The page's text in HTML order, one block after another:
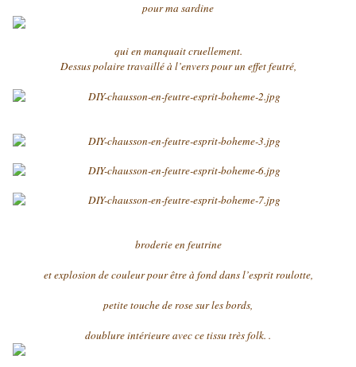
pour ma sardine
qui en manquait cruellement.
Dessus polaire travaillé à l’envers pour un effet feutré,
broderie en feutrine
et explosion de couleur pour être à fond dans l’esprit roulotte,
petite touche de rose sur les bords,
doublure intérieure avec ce tissu très folk. .